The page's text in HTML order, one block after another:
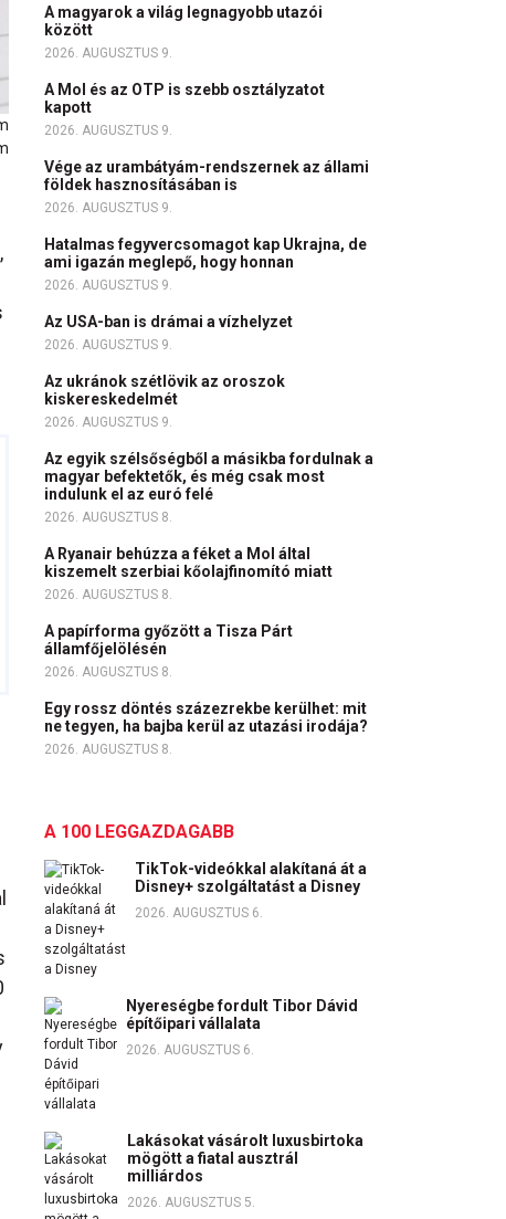
A magyarok a világ legnagyobb utazói
között
2026. AUGUSZTUS 9.
A Mol és az OTP is szebb osztályzatot
kapott
2026. AUGUSZTUS 9.
Vége az urambátyám-rendszernek az állami
földek hasznosításában is
2026. AUGUSZTUS 9.
Hatalmas fegyvercsomagot kap Ukrajna, de
ami igazán meglepő, hogy honnan
2026. AUGUSZTUS 9.
Az USA-ban is drámai a vízhelyzet
2026. AUGUSZTUS 9.
Az ukránok szétlövik az oroszok
kiskereskedelmét
2026. AUGUSZTUS 9.
Az egyik szélsőségből a másikba fordulnak a
magyar befektetők, és még csak most
indulunk el az euró felé
2026. AUGUSZTUS 8.
A Ryanair behúzza a féket a Mol által
kiszemelt szerbiai kőolajfinomító miatt
2026. AUGUSZTUS 8.
A papírforma győzött a Tisza Párt
államfőjelölésén
2026. AUGUSZTUS 8.
Egy rossz döntés százezrekbe kerülhet: mit
ne tegyen, ha bajba kerül az utazási irodája?
2026. AUGUSZTUS 8.
A 100 LEGGAZDAGABB
TikTok-videókkal alakítaná át a
Disney+ szolgáltatást a Disney
2026. AUGUSZTUS 6.
Nyereségbe fordult Tibor Dávid
építőipari vállalata
2026. AUGUSZTUS 6.
Lakásokat vásárolt luxusbirtoka
mögött a fiatal ausztrál
milliárdos
2026. AUGUSZTUS 5.